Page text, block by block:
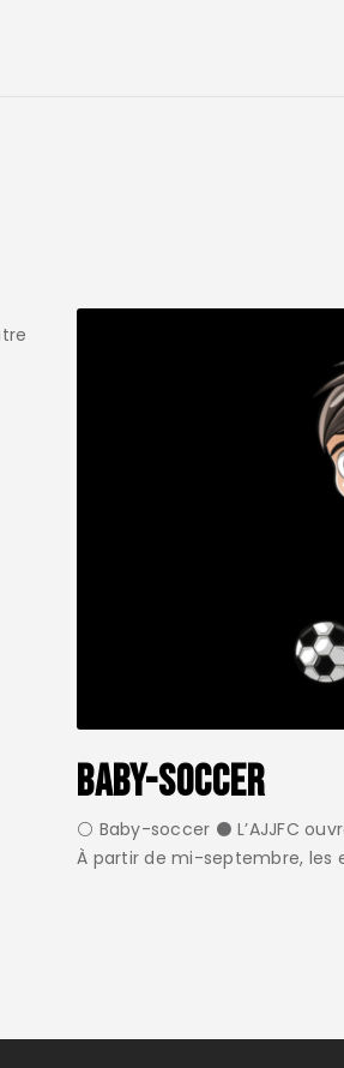
Baby-soccer
⚪️ Baby-soccer ⚫️ L’AJJFC
À partir de mi-septembre, les